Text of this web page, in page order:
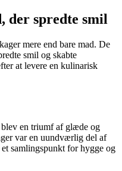
der spredte smil
mere end bare mad. De
smil og skabte
at levere en kulinarisk
en triumf af glæde og
var en uundværlig del af
samlingspunkt for hygge og